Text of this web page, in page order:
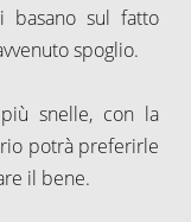
basano sul fatto
spoglio.
snelle, con la
potrà preferirle
il bene.